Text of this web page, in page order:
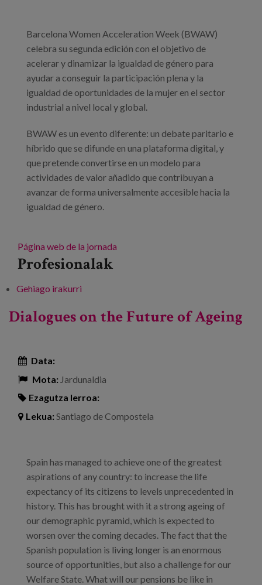
Barcelona Women Acceleration Week (BWAW)
celebra su segunda edición con el objetivo de
acelerar y dinamizar la igualdad de género para
ayudar a conseguir la participación plena y la
igualdad de oportunidades de la mujer en el sector
industrial a nivel local y global.
BWAW es un evento diferente: un debate paritario e
híbrido que se difunde en una plataforma digital, y
que pretende convertirse en un modelo para
actividades de valor añadido que contribuyan a
avanzar de forma universalmente accesible hacia la
igualdad de género.
Página web de la jornada
Profesionalak
Gehiago irakurri
Dialogues on the Future of Ageing
Data:
Mota: Jardunaldia
Ezagutza lerroa:
Lekua:Santiago de Compostela
Spain has managed to achieve one of the greatest
aspirations of any country: to increase the life
expectancy of its citizens to levels unprecedented in
history. This has brought with it a strong ageing of
our demographic pyramid, which is expected to
worsen over the coming decades. The fact that the
Spanish population is living longer is an enormous
source of opportunities, but also a challenge for our
Welfare State. What will our pensions be like in